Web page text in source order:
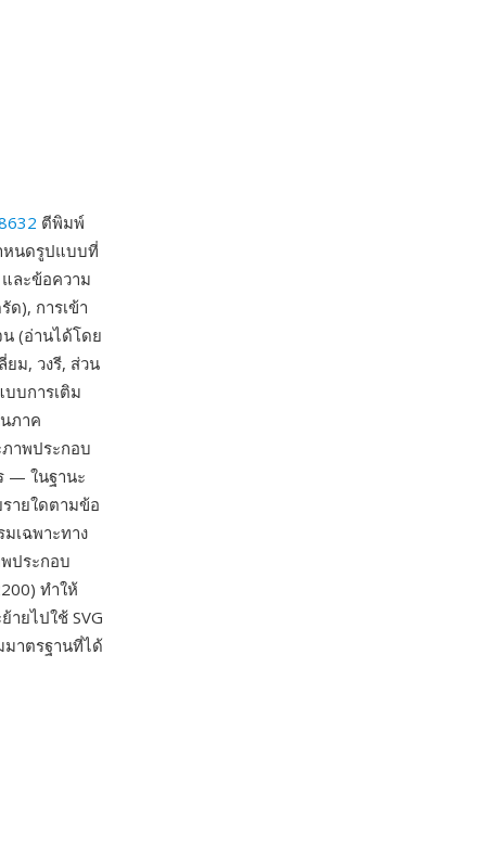
ตีพิมพ์
หนดรูปแบบที่
ละข้อความ
ด), การเข้า
(อ่านได้โดย
ม, วงรี, ส่วน
บการเติม
ภาค
าพประกอบ
— ในฐานะ
ายใดตามข้อ
เฉพาะทาง
ประกอบ
ทำให้
ายไปใช้ SVG
มาตรฐานที่ได้